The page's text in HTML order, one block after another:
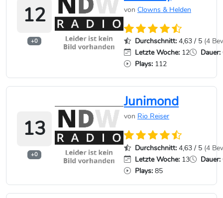
12
+0
von Clowns & Helden
Durchschnitt: 4,63 / 5 (4
Letzte Woche: 12 Dauer:
Plays: 112
13
+0
Junimond
von Rio Reiser
Durchschnitt: 4,63 / 5 (4
Letzte Woche: 13 Dauer:
Plays: 85